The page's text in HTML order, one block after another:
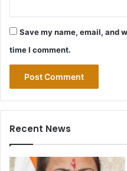
Save my name, email, and
time I comment.
Recent News